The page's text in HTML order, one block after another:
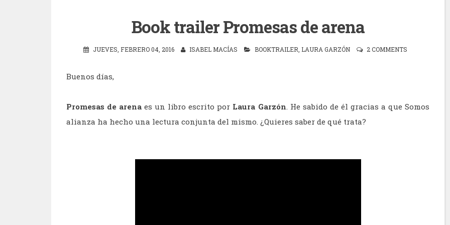
Book trailer Promesas de arena
JUEVES, FEBRERO 04, 2016 ISABEL MACÍAS BOOKTRAILER LAURA GARZÓN 2 COMMENTS
Buenos días,
Promesas de arena es un libro escrito por Laura Garzón. He sabido de él gracias a que Somos
alianza ha hecho una lectura conjunta del mismo. ¿Quieres saber de qué trata?